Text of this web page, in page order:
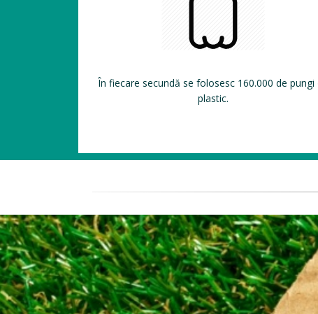
În fiecare secundă se folosesc 160.000 de pungi
plastic.